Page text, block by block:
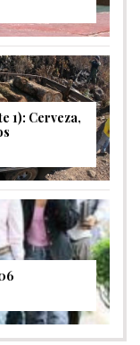
1): Cerveza,